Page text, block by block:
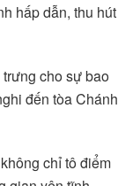
hấp dẫn, thu hút
cho sự bao
đến tòa Chánh
chỉ tô điểm